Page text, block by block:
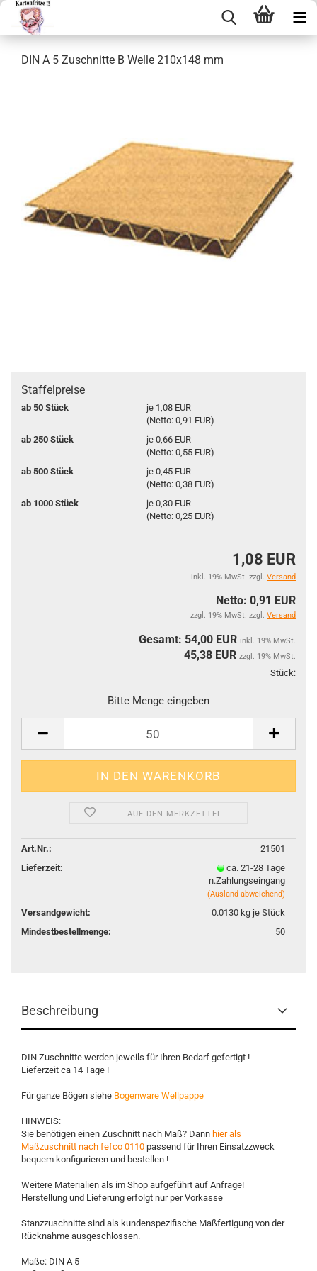
DIN A 5 Zu­schnit­te B Welle 210x148 mm
Staffelpreise
ab 50 Stück
je 1,08 EUR
(Netto: 0,91 EUR)
ab 250 Stück
je 0,66 EUR
(Netto: 0,55 EUR)
ab 500 Stück
je 0,45 EUR
(Netto: 0,38 EUR)
ab 1000 Stück
je 0,30 EUR
(Netto: 0,25 EUR)
1,08 EUR
inkl. 19% MwSt. zzgl. Versand
Netto: 0,91 EUR
zzgl. 19% MwSt. zzgl. Versand
Gesamt: 54,00 EUR inkl. 19% MwSt.
45,38 EUR zzgl. 19% MwSt.
Stück:
Bitte Menge eingeben
AUF DEN MERKZETTEL
Art.Nr.:
21501
Lieferzeit:
ca. 21-28 Tage
n.Zahlungseingang
(Ausland abweichend)
Versandgewicht: 0.0130kg je Stück
Mindestbestellmenge:
50
Beschreibung
DIN Zuschnitte werden jeweils für Ihren Bedarf gefertigt !
Lieferzeit ca 14 Tage !
Für ganze Bögen siehe Bogenware Wellpappe
HINWEIS:
Sie benötigen einen Zuschnitt nach Maß? Dann hier als
Maßzuschnitt nach fefco 0110 passend für Ihren Einsatzzweck
bequem konfigurieren und bestellen !
Weitere Materialien als im Shop aufgeführt auf Anfrage!
Herstellung und Lieferung erfolgt nur per Vorkasse
Stanzzuschnitte sind als kundenspezifische Maßfertigung von der
Rücknahme ausgeschlossen.
Maße: DIN A 5